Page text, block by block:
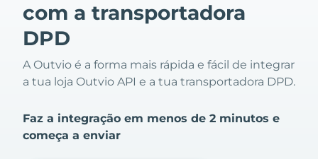
com a transportadora
DPD
A Outvio é a forma mais rápida e fácil de integrar
a tua loja Outvio API e a tua transportadora DPD.
Faz a integração em menos de 2 minutos e
começa a enviar